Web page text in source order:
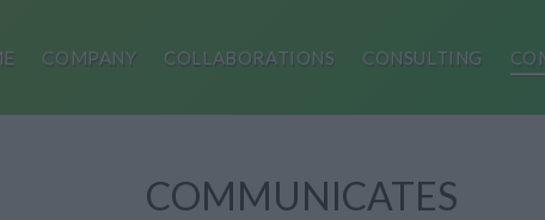
COMPANY COLLABORATIONS CONSULTING
COMMUNICATES